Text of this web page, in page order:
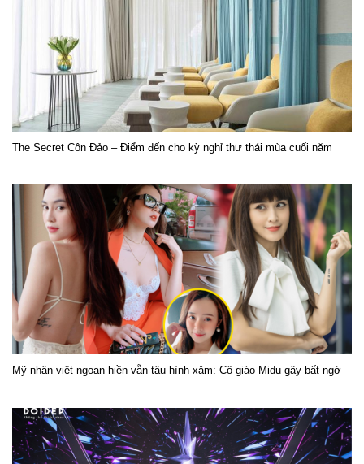
The Secret Côn Đảo – Điểm đến cho kỳ nghỉ thư thái mùa cuối năm
Mỹ nhân việt ngoan hiền vẫn tậu hình xăm: Cô giáo Midu gây bất ngờ